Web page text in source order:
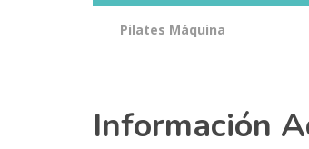
Pilates Máquina
Información